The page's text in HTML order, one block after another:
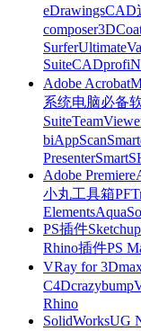
eDrawingsCAD
composer
SurferUltimate
SuiteCADprofi
Adobe Acrobat
系统电脑必备
Suite
biAppScan
Presenter
Adobe Premiere
小丸工具箱
Elements
PS插件
Rhino插件PS
VRay for
C4Dcrazybump
Rhino
SolidWorksUG